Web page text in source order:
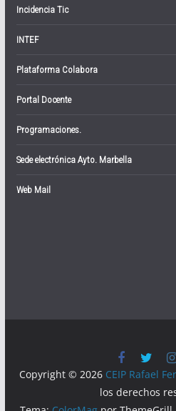
Incidencia Tic
INTEF
Plataforma Colabora
Portal Docente
Programaciones.
Sede electrónica Ayto. Marbella
Web Mail
Copyright © 2026 CEIP Rafael
los derechos